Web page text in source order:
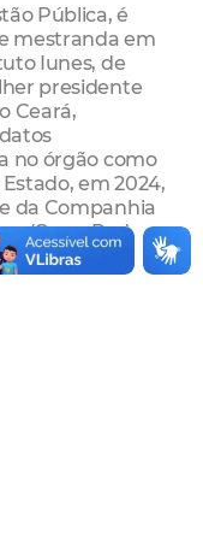
Pública, é
mestranda em
Iunes, de
presidente
Ceará,
no órgão como
em 2024,
da Companhia
(CearaPar),
chegar à